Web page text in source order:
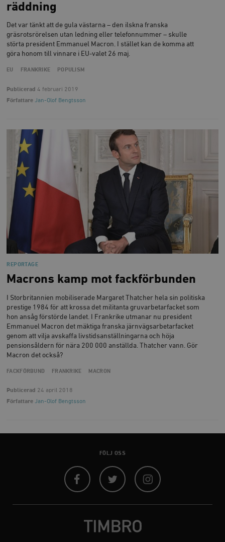
räddning
Det var tänkt att de gula västarna – den ilskna franska
gräsrotsrörelsen utan ledning eller telefonnummer – skulle
störta president Emmanuel Macron. I stället kan de komma att
göra honom till vinnare i EU-valet 26 maj.
EU FRANKRIKE POPULISM
Publicerad 4 februari 2019
Författare Jan-Olof Bengtsson
REPORTAGE
Macrons kamp mot fackförbunden
I Storbritannien mobiliserade Margaret Thatcher hela sin politiska
prestige 1984 för att krossa det militanta gruvarbetarfacket som
hon ansåg förstörde landet. I Frankrike utmanar nu president
Emmanuel Macron det mäktiga franska järnvägsarbetarfacket
genom att vilja avskaffa livstidsanställningarna och höja
pensionsåldern för nära 200 000 anställda. Thatcher vann. Gör
Macron det också?
FACKFÖRBUND FRANKRIKE MACRON
Publicerad 24 april 2018
Författare Jan-Olof Bengtsson
FÖLJ OSS